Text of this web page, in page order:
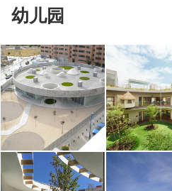
幼儿园